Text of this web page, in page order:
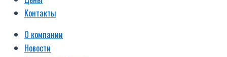
Контакты
О компании
Новости